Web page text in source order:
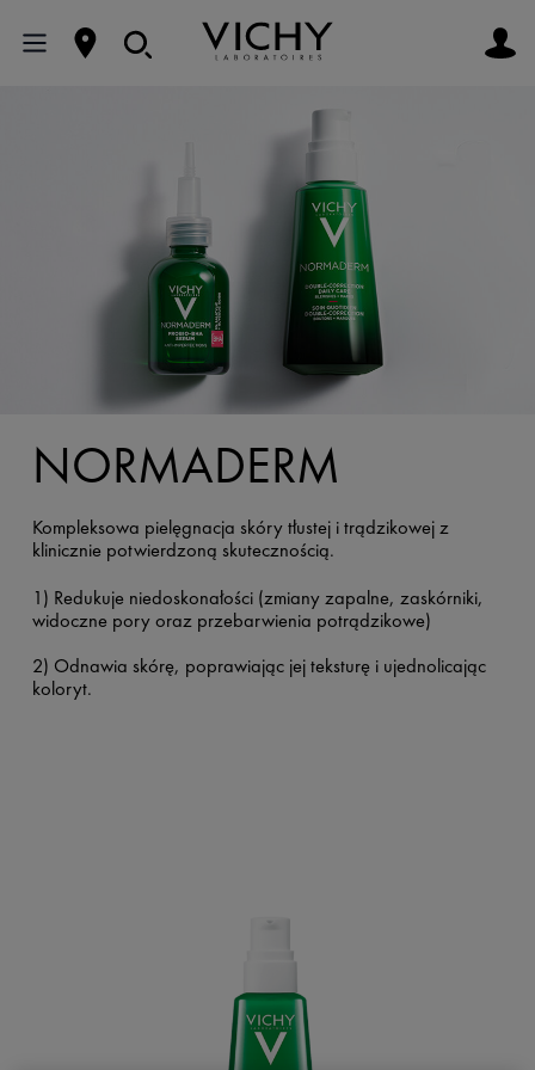
NORMADERM
Kompleksowa pielęgnacja skóry tłustej i trądzikowej z
klinicznie potwierdzoną skutecznością.
1) Redukuje niedoskonałości (zmiany zapalne, zaskórniki,
widoczne pory oraz przebarwienia potrądzikowe)
2) Odnawia skórę, poprawiając jej teksturę i ujednolicając
koloryt.